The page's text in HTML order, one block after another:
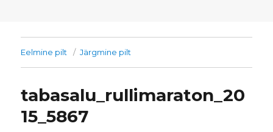
Eelmine pilt Järgmine pilt
tabasalu_rullimaraton_20
15_5867